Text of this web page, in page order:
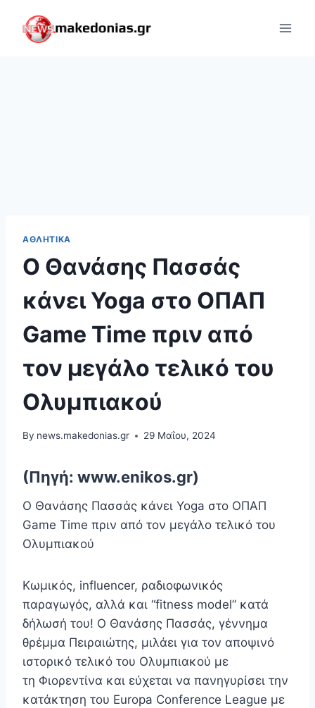
content
ΑΘΛΗΤΙΚΆ
Ο Θανάσης Πασσάς
κάνει Yoga στο ΟΠΑΠ
Game Time πριν από
τον μεγάλο τελικό του
Ολυμπιακού
By news.makedonias.gr 29 Μαΐου, 2024
(Πηγή: www.enikos.gr)
Ο Θανάσης Πασσάς κάνει Yoga στο ΟΠΑΠ
Game Time πριν από τον μεγάλο τελικό του
Ολυμπιακού
Κωμικός, influencer, ραδιοφωνικός
παραγωγός, αλλά και “fitness model” κατά
δήλωσή του! Ο Θανάσης Πασσάς, γέννημα
θρέμμα Πειραιώτης, μιλάει για τον αποψινό
ιστορικό τελικό του Ολυμπιακού με
τη Φιορεντίνα και εύχεται να πανηγυρίσει την
κατάκτηση του Europa Conference League με